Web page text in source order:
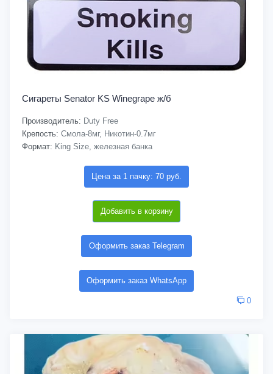
Сигареты Senator KS Winegrape ж/б
Производитель: Duty Free
Крепость: Смола-8мг, Никотин-0.7мг
Формат: King Size, железная банка
Цена за 1 пачку: 70 руб.
Добавить в корзину
Оформить заказ Telegram
Оформить заказ WhatsApp
0